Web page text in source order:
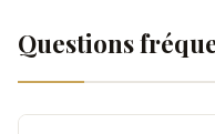
Questions